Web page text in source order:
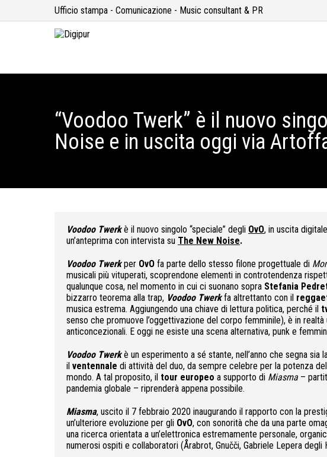
Ufficio stampa - Comunicazione - Music consultant & PR
“Voodoo Twerk” è il nuovo
Noise e in uscita oggi via
Voodoo Twerk è il nuovo singolo “speciale” degli OvO, in uscita
un’anteprima con intervista su The New Noise.
Voodoo Twerkper OvO fa parte dello stesso filone progettuale di
musicali più vituperati, scoprendone elementi in controtendenza
qualunque cosa, nel momento in cui ci suonano sopra Stefania
bizzarro teorema alla trap, Voodoo Twerk fa altrettanto con il
musica estrema. Aggiungendo una chiave di lettura politica, perché il
senso che promuove l’oggettivazione del corpo femminile), è in
anticoncezionali. E oggi ne esiste una scena alternativa, punk e
Voodoo Twerk è un esperimento a sé stante, nell’anno che segna sia
il ventennale di attività del duo, da sempre celebre per la potenza
mondo. A tal proposito, il tour europeo a supporto di Miasma–
pandemia globale – riprenderà appena possibile.
Miasma, uscito il 7 febbraio 2020 inaugurando il rapporto con la
un’ulteriore evoluzione per gli OvO, con sonorità che da una parte
una ricerca orientata a un’elettronica estremamente personale,
numerosi ospiti e collaboratori (Årabrot, Gnučči, Gabriele Lepera